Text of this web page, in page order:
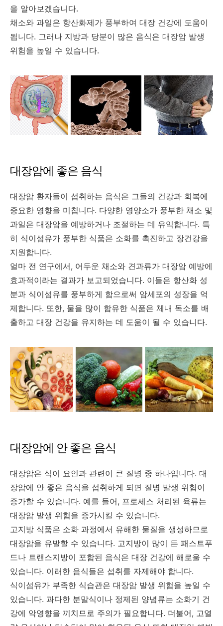
을 알아보겠습니다.
채소와 과일은 항산화제가 풍부하여 대장 건강에 도움이
됩니다. 그러나 지방과 당분이 많은 음식은 대장암 발생
위험을 높일 수 있습니다.
대장암에 좋은 음식
대장암 환자들이 섭취하는 음식은 그들의 건강과 회복에
중요한 영향을 미칩니다. 다양한 영양소가 풍부한 채소 및
과일은 대장암을 예방하거나 조절하는 데 유익합니다. 특
히 식이섬유가 풍부한 식품은 소화를 촉진하고 장건강을
지원합니다.
얼마 전 연구에서, 어두운 채소와 견과류가 대장암 예방에
효과적이라는 결과가 보고되었습니다. 이들은 항산화 성
분과 식이섬유를 풍부하게 함으로써 암세포의 성장을 억
제합니다. 또한, 물을 많이 함유한 식품은 체내 독소를 배
출하고 대장 건강을 유지하는 데 도움이 될 수 있습니다.
대장암에 안 좋은 음식
대장암은 식이 요인과 관련이 큰 질병 중 하나입니다. 대
장암에 안 좋은 음식을 섭취하게 되면 질병 발생 위험이
증가할 수 있습니다. 예를 들어, 프로세스 처리된 육류는
대장암 발생 위험을 증가시킬 수 있습니다.
고지방 식품은 소화 과정에서 유해한 물질을 생성하므로
대장암을 유발할 수 있습니다. 고지방이 많이 든 패스트푸
드나 트랜스지방이 포함된 음식은 대장 건강에 해로울 수
있습니다. 이러한 음식들은 섭취를 자제해야 합니다.
식이섬유가 부족한 식습관은 대장암 발생 위험을 높일 수
있습니다. 과다한 분말식이나 정제된 양념류는 소화기 건
강에 악영향을 끼치므로 주의가 필요합니다. 더불어, 고열